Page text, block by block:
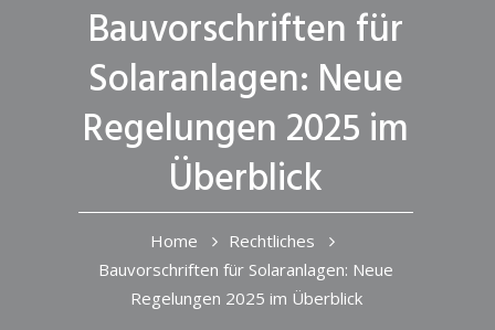
Bauvorschriften für
Solaranlagen: Neue
Regelungen 2025 im
Überblick
Home
Rechtliches
Bauvorschriften für Solaranlagen: Neue
Regelungen 2025 im Überblick